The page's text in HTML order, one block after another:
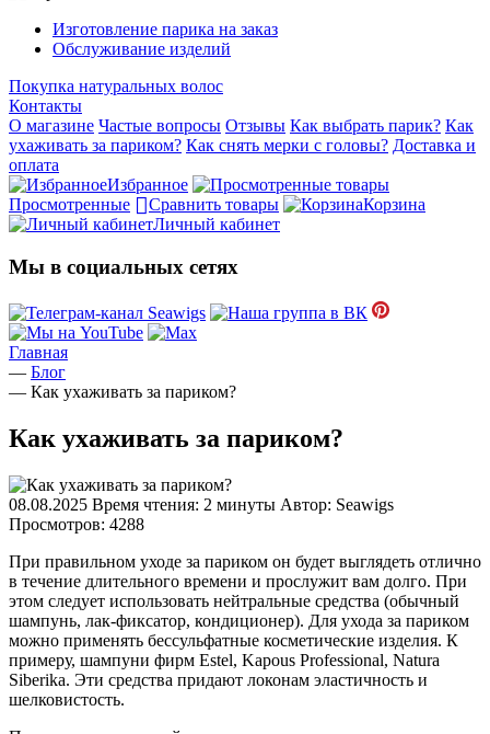
Изготовление парика на заказ
Обслуживание изделий
Покупка натуральных волос
Контакты
О магазине Частые вопросы Отзывы Как выбрать парик? Как
ухаживать за париком? Как снять мерки с головы? Доставка и
оплата
Избранное
Просмотренные
Сравнить товары
Корзина
Личный кабинет
Мы в социальных сетях
Главная
— Блог
— Как ухаживать за париком?
Как ухаживать за париком?
08.08.2025 Время чтения: 2 минуты Автор: Seawigs
Просмотров: 4288
При правильном уходе за париком он будет выглядеть отлично
в течение длительного времени и прослужит вам долго. При
этом следует использовать нейтральные средства (обычный
шампунь, лак-фиксатор, кондиционер). Для ухода за париком
можно применять бессульфатные косметические изделия. К
примеру, шампуни фирм Estel, Kapous Professional, Natura
Siberika. Эти средства придают локонам эластичность и
шелковистость.